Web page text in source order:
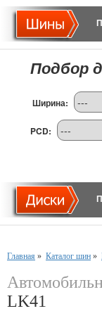
Подбор
Ширина:
PCD:
Главная » Каталог шин »
LK41